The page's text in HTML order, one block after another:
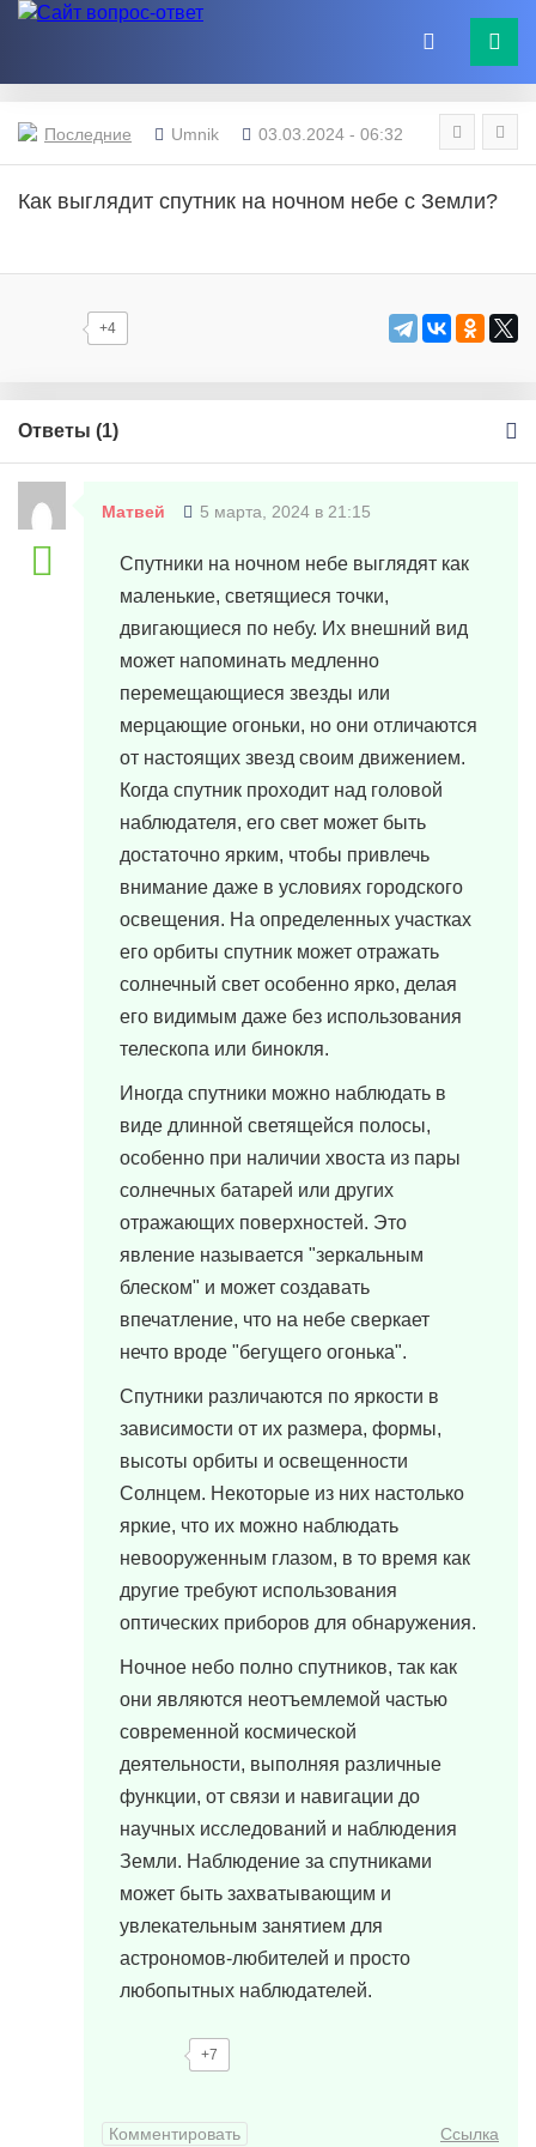
Последние Umnik 03.03.2024 - 06:32
Как выглядит спутник на ночном небе с Земли?
+4
Ответы (1)
Матвей 5 марта, 2024 в 21:15
Спутники на ночном небе выглядят как
маленькие, светящиеся точки,
двигающиеся по небу. Их внешний вид
может напоминать медленно
перемещающиеся звезды или
мерцающие огоньки, но они отличаются
от настоящих звезд своим движением.
Когда спутник проходит над головой
наблюдателя, его свет может быть
достаточно ярким, чтобы привлечь
внимание даже в условиях городского
освещения. На определенных участках
его орбиты спутник может отражать
солнечный свет особенно ярко, делая
его видимым даже без использования
телескопа или бинокля.
Иногда спутники можно наблюдать в
виде длинной светящейся полосы,
особенно при наличии хвоста из пары
солнечных батарей или других
отражающих поверхностей. Это
явление называется "зеркальным
блеском" и может создавать
впечатление, что на небе сверкает
нечто вроде "бегущего огонька".
Спутники различаются по яркости в
зависимости от их размера, формы,
высоты орбиты и освещенности
Солнцем. Некоторые из них настолько
яркие, что их можно наблюдать
невооруженным глазом, в то время как
другие требуют использования
оптических приборов для обнаружения.
Ночное небо полно спутников, так как
они являются неотъемлемой частью
современной космической
деятельности, выполняя различные
функции, от связи и навигации до
научных исследований и наблюдения
Земли. Наблюдение за спутниками
может быть захватывающим и
увлекательным занятием для
астрономов-любителей и просто
любопытных наблюдателей.
+7
Комментировать Ссылка